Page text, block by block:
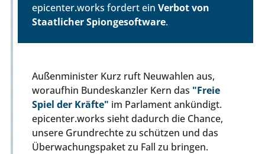
epicenter.works fordert ein Verbot von
Staatlicher Spiongesoftware.
Außenminister Kurz ruft Neuwahlen aus,
woraufhin Bundeskanzler Kern das "Freie
Spiel der Kräfte" im Parlament ankündigt.
epicenter.works sieht dadurch die Chance,
unsere Grundrechte zu schützen und das
Überwachungspaket zu Fall zu bringen.